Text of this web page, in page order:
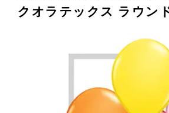
クオラテックス ラウン